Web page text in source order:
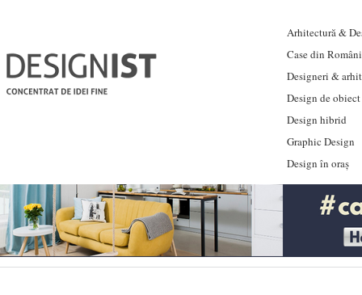
Arhitectură &
Case din
Designeri &
Design de obiect
Design hibrid
Graphic Design
Design în oraș